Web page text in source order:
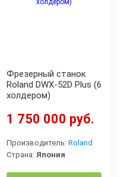
Фрезерный станок
Roland DWX-52D Plus (6
холдером)
1 750 000 руб.
Производитель: Roland
Страна: Япония